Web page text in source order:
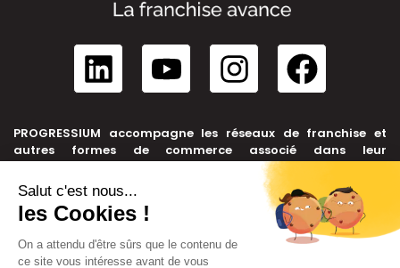
PROGRESSIUM accompagne les réseaux de franchise et
autres formes de commerce associé dans leur
développement, depuis leur création jusqu’à leur cession.
NOUS CONTACTER
+33 6 99 39 91 46